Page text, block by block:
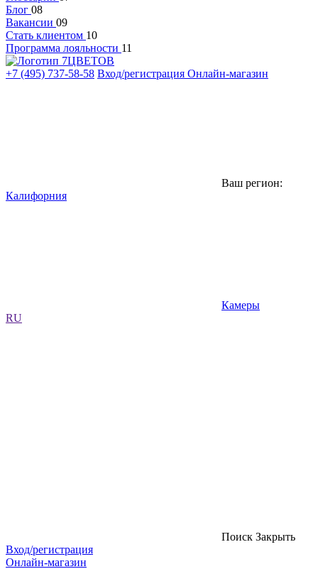
Блог 08
Вакансии 09
Стать клиентом 10
Программа лояльности 11
+7 (495) 737-58-58 Вход/регистрация Онлайн-магазин
Ваш регион:
Калифорния
Камеры
RU
Поиск Закрыть
Вход/регистрация
Онлайн-магазин